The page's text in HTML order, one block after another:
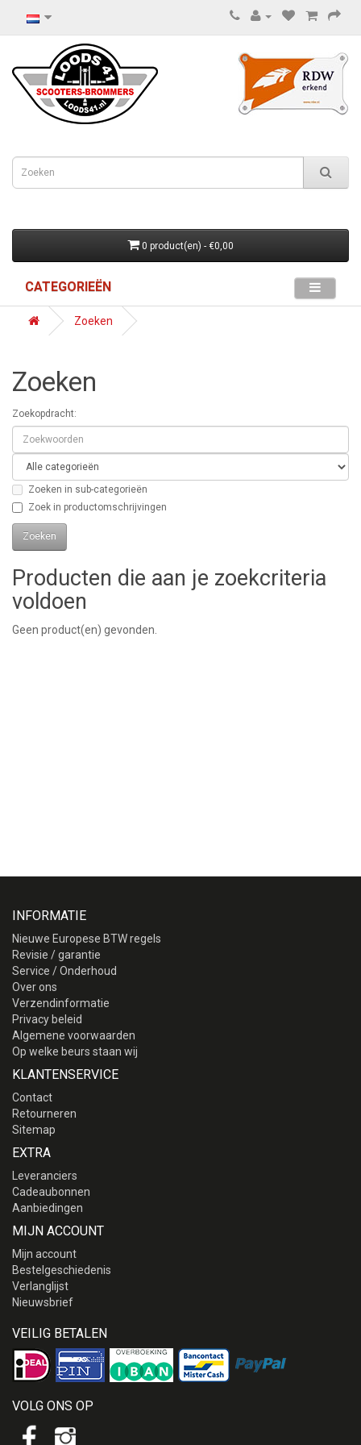
0 product(en) - €0,00
CATEGORIEËN
Zoeken
Zoeken
Zoekopdracht:
Zoeken in sub-categorieën
Zoek in productomschrijvingen
Producten die aan je zoekcriteria
voldoen
Geen product(en) gevonden.
INFORMATIE
Nieuwe Europese BTW regels
Revisie / garantie
Service / Onderhoud
Over ons
Verzendinformatie
Privacy beleid
Algemene voorwaarden
Op welke beurs staan wij
KLANTENSERVICE
Contact
Retourneren
Sitemap
EXTRA
Leveranciers
Cadeaubonnen
Aanbiedingen
MIJN ACCOUNT
Mijn account
Bestelgeschiedenis
Verlanglijst
Nieuwsbrief
VEILIG BETALEN
VOLG ONS OP